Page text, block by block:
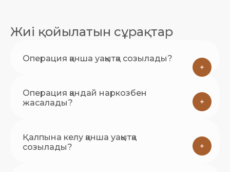
Жиі қойылатын сұрақтар
Операция қанша уақытқа созылады?
+
Операция қандай наркозбен
жасалады?
+
Қалпына келу қанша уақытқа
созылады?
+